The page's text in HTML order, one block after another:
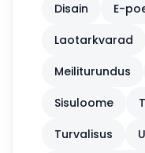
Disain E-
Laotarkvarad
Meiliturundus
Sisuloome
Turvalisus